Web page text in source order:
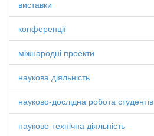
виставки
конференції
міжнародні проекти
наукова діяльність
науково-дослідна робота студентів
науково-технічна діяльність